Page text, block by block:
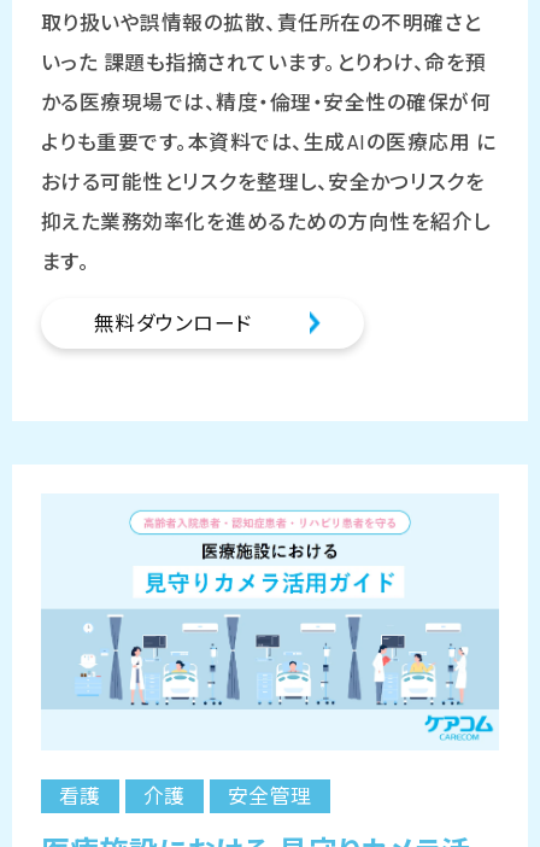
取り扱いや誤情報の拡散、責任所在の不明確さと
いった 課題も指摘されています。とりわけ、命を預
かる医療現場では、精度・倫理・安全性の確保が何
よりも重要です。本資料では、生成AIの医療応用 に
おける可能性とリスクを整理し、安全かつリスクを
抑えた業務効率化を進めるための方向性を紹介し
ます。
無料ダウンロード
看護 介護 安全管理